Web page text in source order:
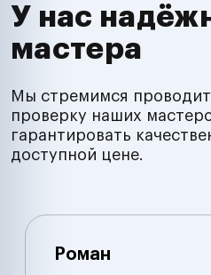
У нас
мастера
Мы стремимся
проверку наших
гарантировать
доступной цене.
Роман